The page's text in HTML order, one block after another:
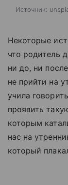
Источник:
Некоторые
что родитель
ни до, ни
не прийти на
учила
проявить
которым
нас на
который